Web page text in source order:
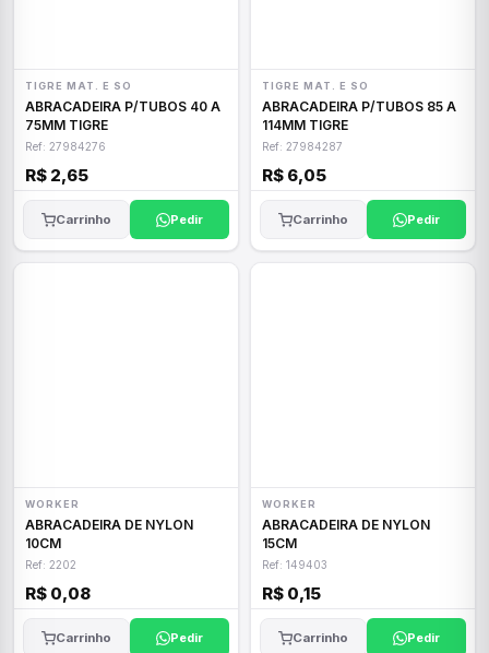
TIGRE MAT. E SO
ABRACADEIRA P/TUBOS 40 A
75MM TIGRE
Ref: 27984276
R$ 2,65
Carrinho Pedir
TIGRE MAT. E SO
ABRACADEIRA P/TUBOS 85 A
114MM TIGRE
Ref: 27984287
R$ 6,05
Carrinho Pedir
WORKER
ABRACADEIRA DE NYLON
10CM
Ref: 2202
R$ 0,08
Carrinho Pedir
WORKER
ABRACADEIRA DE NYLON
15CM
Ref: 149403
R$ 0,15
Carrinho Pedir